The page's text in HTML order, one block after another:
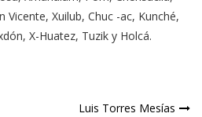
Vicente, Xuilub, Chuc -ac, Kunché,
X-Huatez, Tuzik y Holcá.
Luis Torres Mesías